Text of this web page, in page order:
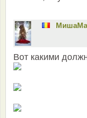
Вот какими